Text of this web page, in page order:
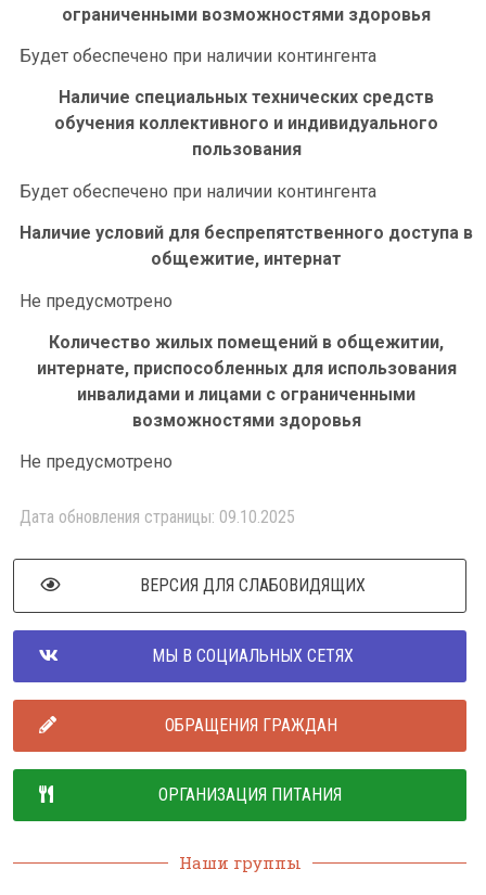
ограниченными возможностями здоровья
Будет обеспечено при наличии контингента
Наличие специальных технических средств
обучения коллективного и индивидуального
пользования
Будет обеспечено при наличии контингента
Наличие условий для беспрепятственного доступа в
общежитие, интернат
Не предусмотрено
Количество жилых помещений в общежитии,
интернате, приспособленных для использования
инвалидами и лицами с ограниченными
возможностями здоровья
Не предусмотрено
Дата обновления страницы: 09.10.2025
ВЕРСИЯ ДЛЯ СЛАБОВИДЯЩИХ
МЫ В СОЦИАЛЬНЫХ СЕТЯХ
ОБРАЩЕНИЯ ГРАЖДАН
ОРГАНИЗАЦИЯ ПИТАНИЯ
Наши группы